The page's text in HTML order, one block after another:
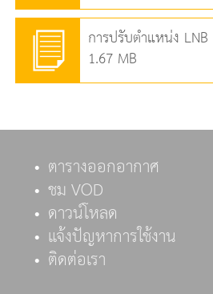
การปรับตำแหน่ง
1.67 MB
ตารางออกอากาศ
ชม VOD
ดาวน์โหลด
แจ้งปัญหาการใช้งาน
ติดต่อเรา